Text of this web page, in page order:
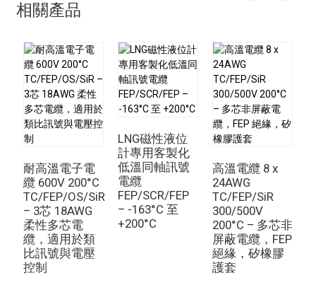
相關產品
耐高溫電子電
纜 600V 200°C
TC/FEP/OS/SiR
– 3芯 18AWG
柔性多芯電
纜，適用於類
比訊號與電壓
控制
LNG磁性液位
計專用客製化
低溫同軸訊號
電纜
FEP/SCR/FEP
– -163°C 至
+200°C
高溫電纜 8 x
24AWG
TC/FEP/SiR
300/500V
200°C – 多芯非
屏蔽電纜，FEP
絕緣，矽橡膠
護套